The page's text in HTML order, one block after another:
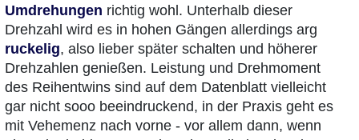
Umdrehungen richtig wohl. Unterhalb dieser
Drehzahl wird es in hohen Gängen allerdings arg
ruckelig, also lieber später schalten und höherer
Drehzahlen genießen. Leistung und Drehmoment
des Reihentwins sind auf dem Datenblatt vielleicht
gar nicht sooo beeindruckend, in der Praxis geht es
mit Vehemenz nach vorne - vor allem dann, wenn